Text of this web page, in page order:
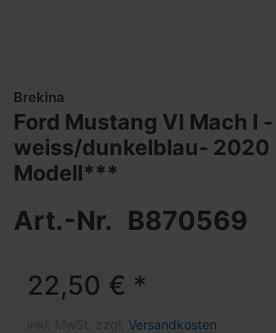
Brekina
Ford Mustang VI Mach I -
weiss/dunkelblau- 2020
Modell***
Art.-Nr. B870569
22,50 € *
Versandkosten